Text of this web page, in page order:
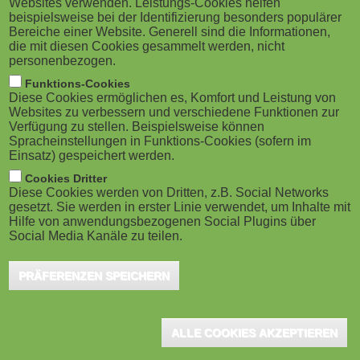
M
o
b
i
l
e
)
g
a
o
n
Copenhagen (DK), October 2019 - Stephanie Rahbek
Simonsen M.A., M.LIS, is a Learning Experience
Designer in DanChurchAid's Learning Lab, where she
helps subject matter experts connect their target
audiences with the knowledge and skills they need.
Before moving to Denmark, she was a Professor of
Communication and Curriculum Coordinator at
Fanshawe College in London, Canada. At OEB Global,
she will speak about "Building a Learner
Ecosystem" on Thursday, 28 November, from 16.30
to 17.30.
How would you define a learner-centered ecosystem?
Websites verwenden. Leistungs-Cookies helfen
beispielsweise bei der Identifizierung besonders populärer
Bereiche einer Website. Generell sind die Informationen,
die mit diesen Cookies gesammelt werden, nicht
personenbezogen.
Funktions-Cookies
Diese Cookies ermöglichen es, Komfort und Leistung von
Websites zu verbessern und verschiedene Funktionen zur
Verfügung zu stellen. Beispielsweise können
Spracheinstellungen in Funktions-Cookies (sofern im
Einsatz) gespeichert werden.
Cookies Dritter
Diese Cookies werden von Dritten, z.B. Social Networks
gesetzt. Sie werden in erster Linie verwendet, um Inhalte mit
Hilfe von anwendungsbezogenen Social Plugins über
Social Media Kanäle zu teilen.
PRÄFERENZEN SPEICHERN
ALLE COOKIES AKZEPTIEREN